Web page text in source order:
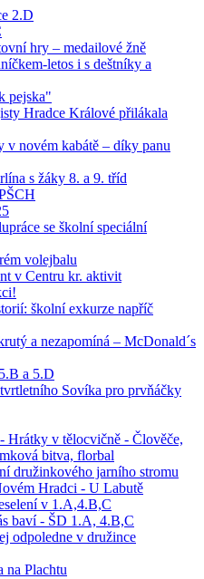
2.D
hry – medailové žně
letos i s deštníky a
pejska"
Hradce Králové přilákala
v novém kabátě – díky panu
s žáky 8. a 9. tříd
se školní speciální
volejbalu
v Centru kr. aktivit
školní exkurze napříč
a nezapomíná – McDonald´s
a 5.D
Sovíka pro prvňáčky
Hrátky v tělocvičně - Člověče,
bitva, florbal
družinkového jarního stromu
Hradci - U Labutě
v 1.A,4.B,C
baví - ŠD 1.A, 4.B,C
odpoledne v družince
na Plachtu